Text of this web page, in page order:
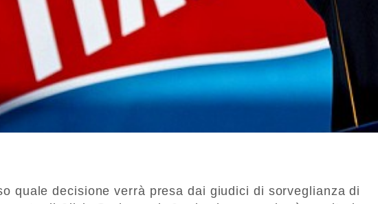
quale decisione verrà presa dai giudici di sorveglianza di